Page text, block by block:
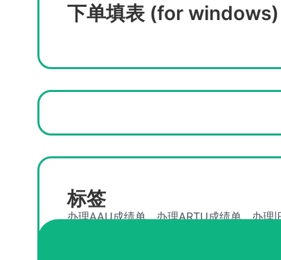
下单填表 (for windows)
标签
办理AAU成绩单 办理ARTU成绩单 办理